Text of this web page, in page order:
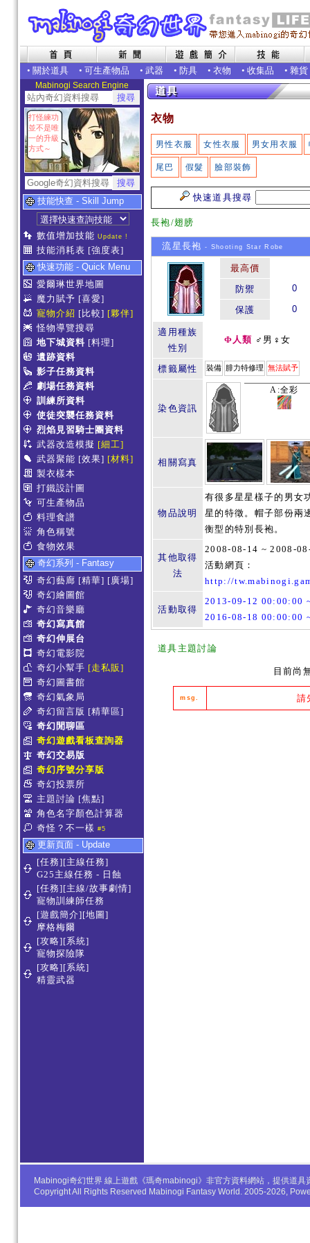
• 關於道具 • 可生產物品 • 武器 • 防具 • 衣物 • 收集品 • 雜貨
Mabinogi Search Engine
打怪練功
並不是唯
一的升級
方式～
技能快查 - Skill Jump
數值增加技能 Update !
技能消耗表 [強度表]
快速功能 - Quick Menu
愛爾琳世界地圖
魔力賦予 [喜愛]
寵物介紹 [比較] [夥伴]
怪物導覽搜尋
地下城資料 [料理]
遺跡資料
影子任務資料
劇場任務資料
訓練所資料
使徒突襲任務資料
烈焰見習騎士團資料
武器改造模擬 [細工]
武器聚能 [效果] [材料]
製衣樣本
打鐵設計圖
可生產物品
料理食譜
角色稱號
食物效果
奇幻系列 - Fantasy
奇幻藝廊 [精華] [廣場]
奇幻繪圖館
奇幻音樂廳
奇幻寫真館
奇幻伸展台
奇幻電影院
奇幻小幫手 [走私販]
奇幻圖書館
奇幻氣象局
奇幻留言版 [精華區]
奇幻閒聊區
奇幻遊戲看板查詢器
奇幻交易版
奇幻序號分享版
奇幻投票所
主題討論 [焦點]
角色名字顏色計算器
奇怪？不一樣 #5
更新頁面 - Update
[任務][主線任務]
G25主線任務 - 日蝕
[任務][主線/故事劇情]
寵物訓練師任務
[遊戲簡介][地圖]
摩格梅爾
[攻略][系統]
寵物探險隊
[攻略][系統]
精靈武器
衣物
男性衣服 女性衣服 男女用衣服
尾巴 假髮 臉部裝飾
快速道具搜尋
長袍/翅膀
流星長袍 - Shooting Star Robe
最高價
防禦
0
保護 0
適用種族
性別
Φ人類 ♂男♀女
標籤屬性 裝備 腓力特修理 無法賦予
染色資訊
A:全彩
相關寫真
物品說明
有很多星星樣子的男女
星的特徵。帽子部份兩
衡型的特別長袍。
其他取得
法
2008-08-14 ~ 2008-
活動網頁：
http://
活動取得
2013-09-12 00:00:00
2016-08-18 00:00:00
道具主題討論
目前尚
msg. 請
Mabinogi奇幻世界 線上遊戲《瑪奇mabinogi》非官方資料網站，提供道
Copyright All Rights Reserved Mabinogi Fantasy World. 2005-2026,